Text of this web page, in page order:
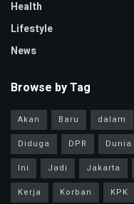
Health
Lifestyle
News
Browse by Tag
Akan Baru dalam
Diduga
DPR Dunia
Ini
Jadi Jakarta
Kerja
Korban KPK